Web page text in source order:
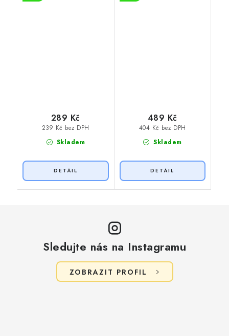
Skladem
239 Kč bez DPH
289 Kč
Skladem
404 Kč bez DPH
489 Kč
Sledujte nás na Instagramu
ZOBRAZIT PROFIL